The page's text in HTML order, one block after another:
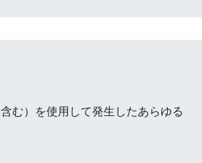
む）を使用して発生したあらゆる